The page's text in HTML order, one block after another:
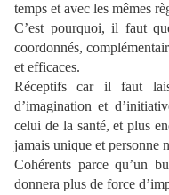
temps et avec les mêmes
C’est pourquoi, il faut
coordonnés,
et efficaces.
Réceptifs car il faut
d’imagination et
celui de la santé, et plus
jamais unique et personne
Cohérents parce qu’un
donnera plus de force